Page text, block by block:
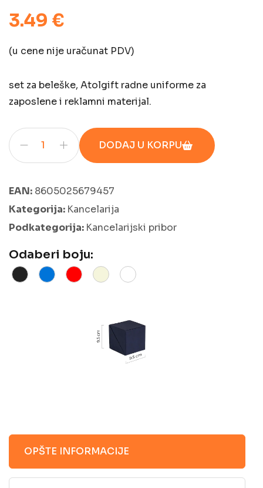
3.49 €
(u cene nije uračunat PDV)
set za beleške, Atolgift radne uniforme za
zaposlene i reklamni materijal.
DODAJ U KORPU
EAN: 8605025679457
Kategorija: Kancelarija
Podkategorija: Kancelarijski pribor
Odaberi boju:
OPŠTE INFORMACIJE